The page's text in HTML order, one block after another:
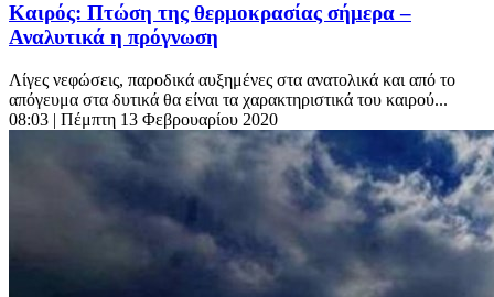
Καιρός: Πτώση της θερμοκρασίας σήμερα –
Αναλυτικά η πρόγνωση
Λίγες νεφώσεις, παροδικά αυξημένες στα ανατολικά και από το
απόγευμα στα δυτικά θα είναι τα χαρακτηριστικά του καιρού...
08:03 | Πέμπτη 13 Φεβρουαρίου 2020